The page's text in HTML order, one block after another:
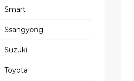
Smart
Ssangyong
Suzuki
Toyota